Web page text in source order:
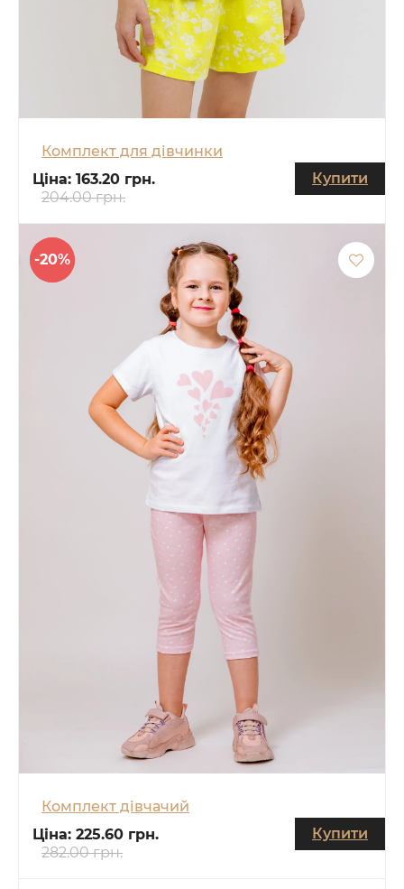
Комплект для дівчинки
Ціна: 163.20 грн.
204.00 грн.
Купити
-20%
Комплект дівчачий
Ціна: 225.60 грн.
282.00 грн.
Купити